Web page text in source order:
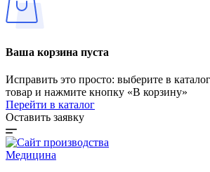
Ваша корзина пуста
Исправить это просто: выберите в
товар и нажмите кнопку «В корзину»
Перейти в каталог
Оставить заявку
Медицина